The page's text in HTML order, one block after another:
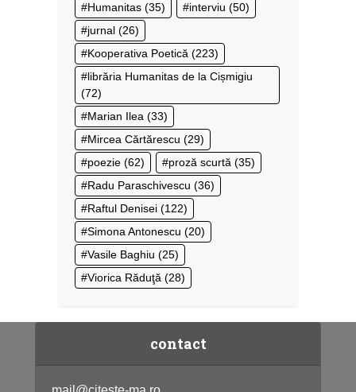
Humanitas (35) interviu (50)
jurnal (26)
Kooperativa Poetică (223)
librăria Humanitas de la Cișmigiu
(72)
Marian Ilea (33)
Mircea Cărtărescu (29)
poezie (62) proză scurtă (35)
Radu Paraschivescu (36)
Raftul Denisei (122)
Simona Antonescu (20)
Vasile Baghiu (25)
Viorica Răduţă (28)
contact